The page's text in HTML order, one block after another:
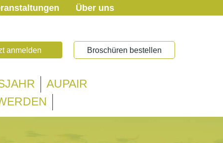
Über uns
anmelden Broschüren bestellen
AUPAIR